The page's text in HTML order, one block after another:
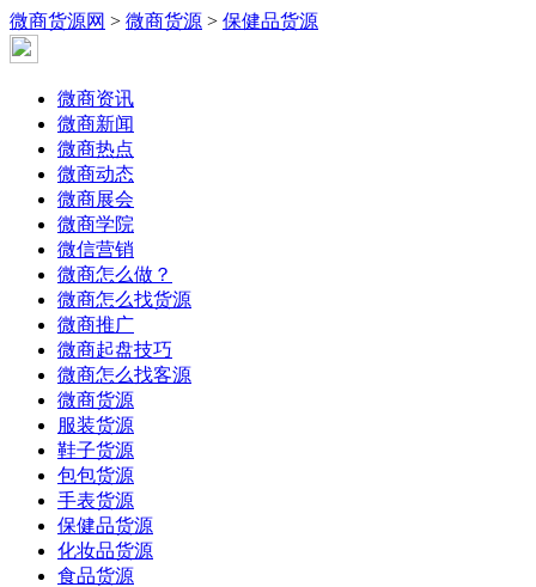
微商货源网 > 微商货源 > 保健品货源
微商资讯
微商新闻
微商热点
微商动态
微商展会
微商学院
微信营销
微商怎么做？
微商怎么找货源
微商推广
微商起盘技巧
微商怎么找客源
微商货源
服装货源
鞋子货源
包包货源
手表货源
保健品货源
化妆品货源
食品货源